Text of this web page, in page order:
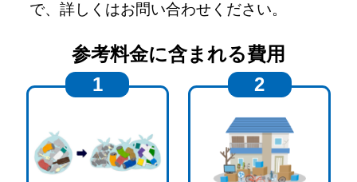
で、詳しくはお問い合わせください。
参考料金に含まれる費用
1
2